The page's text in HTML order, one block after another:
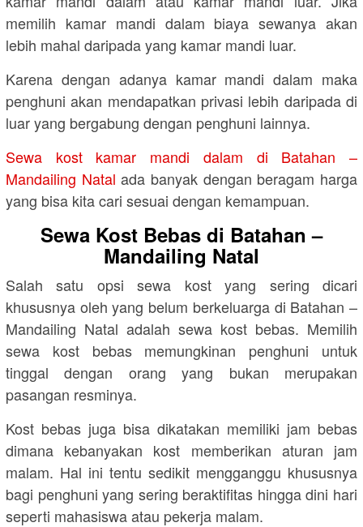
memilih kamar mandi dalam biaya sewanya akan
lebih mahal daripada yang kamar mandi luar.
Karena dengan adanya kamar mandi dalam maka
penghuni akan mendapatkan privasi lebih daripada di
luar yang bergabung dengan penghuni lainnya.
Sewa kost kamar mandi dalam di Batahan –
Mandailing Natal ada banyak dengan beragam harga
yang bisa kita cari sesuai dengan kemampuan.
Sewa Kost Bebas di Batahan –
Mandailing Natal
Salah satu opsi sewa kost yang sering dicari
khususnya oleh yang belum berkeluarga di Batahan –
Mandailing Natal adalah sewa kost bebas. Memilih
sewa kost bebas memungkinan penghuni untuk
tinggal dengan orang yang bukan merupakan
pasangan resminya.
Kost bebas juga bisa dikatakan memiliki jam bebas
dimana kebanyakan kost memberikan aturan jam
malam. Hal ini tentu sedikit mengganggu khususnya
bagi penghuni yang sering beraktifitas hingga dini hari
seperti mahasiswa atau pekerja malam.